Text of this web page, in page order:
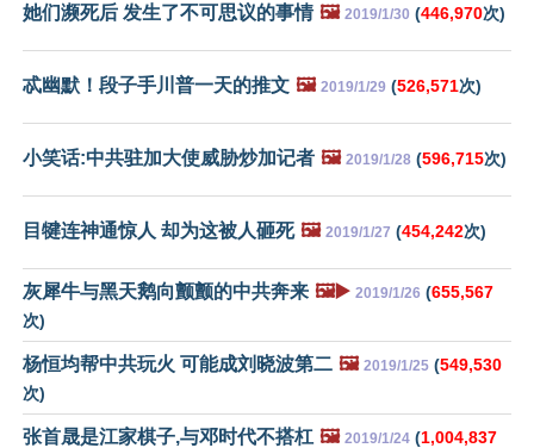
她们濒死后 发生了不可思议的事情 🖼️ 2019/1/30 (446,970次)
忒幽默！段子手川普一天的推文 🖼️ 2019/1/29 (526,571次)
小笑话:中共驻加大使威胁炒加记者 🖼️ 2019/1/28 (596,715次)
目犍连神通惊人 却为这被人砸死 🖼️ 2019/1/27 (454,242次)
灰犀牛与黑天鹅向颤颤的中共奔来 🖼️▶️ 2019/1/26 (655,567
次)
杨恒均帮中共玩火 可能成刘晓波第二 🖼️ 2019/1/25 (549,530
次)
张首晟是江家棋子,与邓时代不搭杠 🖼️ 2019/1/24 (1,004,837